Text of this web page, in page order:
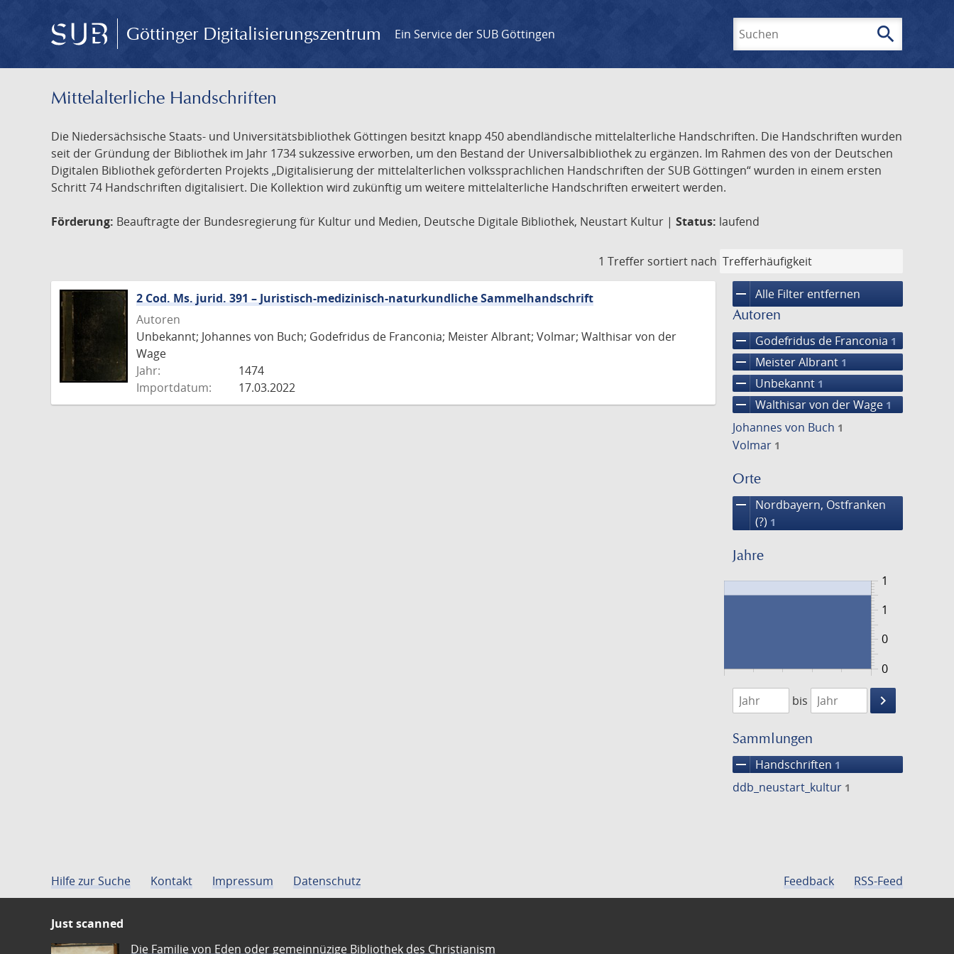
Göttinger Digitalisierungszentrum Ein Service der SUB Göttingen search
Mittelalterliche Handschriften
Die Niedersächsische Staats- und Universitätsbibliothek Göttingen besitzt knapp 450 abendländische mittelalterliche Handschriften. Die Handschriften wurden
seit der Gründung der Bibliothek im Jahr 1734 sukzessive erworben, um den Bestand der Universalbibliothek zu ergänzen. Im Rahmen des von der Deutschen
Digitalen Bibliothek geförderten Projekts „Digitalisierung der mittelalterlichen volkssprachlichen Handschriften der SUB Göttingen“ wurden in einem ersten
Schritt 74 Handschriften digitalisiert. Die Kollektion wird zukünftig um weitere mittelalterliche Handschriften erweitert werden.
Förderung: Beauftragte der Bundesregierung für Kultur und Medien, Deutsche Digitale Bibliothek, Neustart Kultur | Status: laufend
1 Treffer sortiert nach
remove Alle Filter entfernen
Autoren
remove Godefridus de Franconia 1
remove Meister Albrant 1
remove Unbekannt 1
remove Walthisar von der Wage 1
Johannes von Buch 1
Volmar 1
Orte
remove
Nordbayern, Ostfranken
(?) 1
Jahre
0
1
0
1
1474
1475
bis
keyboard_arrow_right
Suche
Sammlungen
remove Handschriften 1
ddb_neustart_kultur 1
2 Cod. Ms. jurid. 391 – Juristisch-medizinisch-naturkundliche Sammelhandschrift
Autoren
Unbekannt; Johannes von Buch; Godefridus de Franconia; Meister Albrant; Volmar; Walthisar von der
Wage
Jahr:
1474
Importdatum:
17.03.2022
Hilfe zur Suche Kontakt Impressum Datenschutz Feedback RSS-Feed
Just scanned
Die Familie von Eden oder gemeinnüzige Bibliothek des Christianism